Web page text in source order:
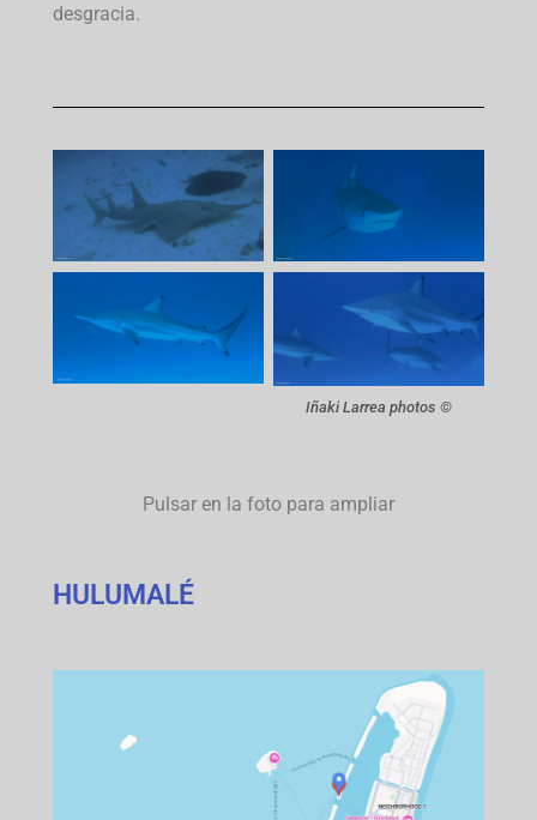
desgracia.
Iñaki Larrea photos ©
Pulsar en la foto para ampliar
HULUMALÉ